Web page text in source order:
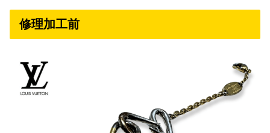
修理加工前